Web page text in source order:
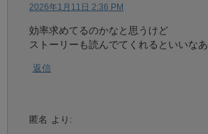
2026年1月11日 2:36 PM
効率求めてるのかなと思うけど
ストーリーも読んでてくれるといいなあ
返信
匿名 より: